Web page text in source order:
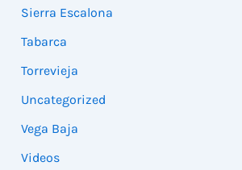
Sierra Escalona
Tabarca
Torrevieja
Uncategorized
Vega Baja
Videos